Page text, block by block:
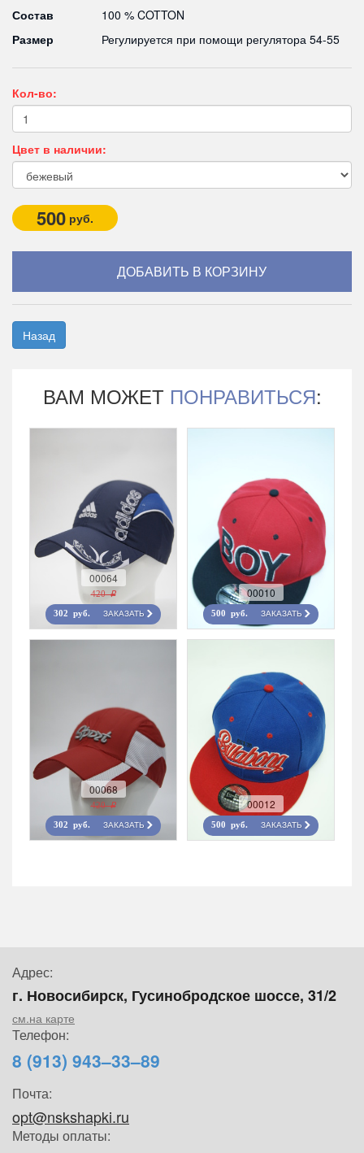
Состав
100 % COTTON
Размер
Регулируется при помощи регулятора 54-55
Кол-во:
Цвет в наличии:
500 руб.
Назад
ВАМ МОЖЕТ ПОНРАВИТЬСЯ:
00064
420 r
302 руб. ЗАКАЗАТЬ
00010
500 руб. ЗАКАЗАТЬ
00068
420 r
302 руб. ЗАКАЗАТЬ
00012
500 руб. ЗАКАЗАТЬ
Адрес:
г. Новосибирск, Гусинобродское шоссе, 31/2
см.на карте
Телефон:
8 (913) 943–33–89
Почта:
opt@nskshapki.ru
Методы оплаты: